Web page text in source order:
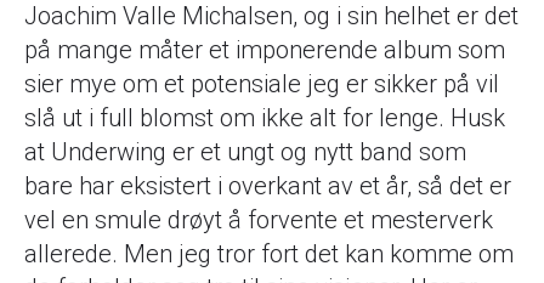
Joachim Valle Michalsen, og i sin helhet er det
på mange måter et imponerende album som
sier mye om et potensiale jeg er sikker på vil
slå ut i full blomst om ikke alt for lenge. Husk
at Underwing er et ungt og nytt band som
bare har eksistert i overkant av et år, så det er
vel en smule drøyt å forvente et mesterverk
allerede. Men jeg tror fort det kan komme om